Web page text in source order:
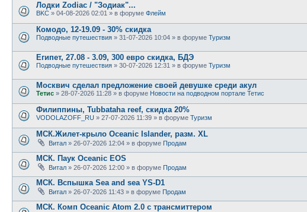
Лодки Zodiac / "Зодиак"...
BKC » 04-08-2026 02:01 » в форуме Флейм
Комодо, 12-19.09 - 30% скидка
Подводные путешествия » 31-07-2026 10:04 » в форуме Туризм
Египет, 27.08 - 3.09, 300 евро скидка, БДЭ
Подводные путешествия » 30-07-2026 12:31 » в форуме Туризм
Москвич сделал предложение своей девушке среди акул
Тетис » 28-07-2026 11:28 » в форуме Новости на подводном портале Тетис
Филиппины, Tubbataha reef, скидка 20%
VODOLAZOFF_RU » 27-07-2026 11:39 » в форуме Туризм
МСК.Жилет-крыло Oceanic Islander, разм. XL
Витал » 26-07-2026 12:04 » в форуме Продам
МСК. Паук Oceanic EOS
Витал » 26-07-2026 12:00 » в форуме Продам
МСК. Вспышка Sea and sea YS-D1
Витал » 26-07-2026 11:43 » в форуме Продам
МСК. Комп Oceanic Atom 2.0 с трансмиттером